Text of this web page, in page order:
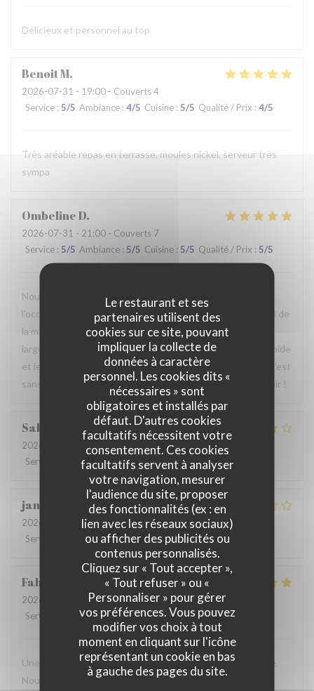
Le restaurant et ses
partenaires utilisent des
cookies sur ce site, pouvant
impliquer la collecte de
données à caractère
personnel. Les cookies dits «
nécessaires » sont
obligatoires et installés par
défaut. D'autres cookies
facultatifs nécessitent votre
consentement. Ces cookies
facultatifs servent à analyser
votre navigation, mesurer
l'audience du site, proposer
des fonctionnalités (ex : en
lien avec les réseaux sociaux)
ou afficher des publicités ou
contenus personnalisés.
Cliquez sur « Tout accepter »,
« Tout refuser » ou «
Personnaliser » pour gérer
vos préférences. Vous pouvez
modifier vos choix à tout
moment en cliquant sur l'icône
représentant un cookie en bas
à gauche des pages du site.
Délicieux et personnel au top
BenoitM
2026-07-31 - 19:00 - Couverts 4
Service : 5/5 Ambiance : 4/5 Cuisine : 5/5 Qualité / Prix : 4/5
Très aréable repas en terrasse, moules nickel, serveur très
sympa
OmbelineD
2026-07-31 - 21:00 - Couverts 7
Service : 5/5 Ambiance : 5/5 Cuisine : 5/5 Qualité / Prix : 5/5
Nous avons passé un agréable moment en famille. Ce fut
l’occasion, pour certains d’entre nous, de découvrir le Nord de
la manière la plus authentique qui soit. Le repas était
largement à la hauteur de nos attentes, le service était rapide
et le personnel particulièrement agréable et accueillant. C’est
sans hésiter que nous reviendrons. Au plaisir de vous revoir !
Sabrina
2026-07-25
- 21:00 - Couverts 2
Service
Ambiance:4/5 Cuisine: 4/5 Qualité / Prix
jan
2026-07-28
- 19:30 - Couverts 2
Service
Ambiance:3/5 Cuisine: 3 /5 Qualité / Prix
Fabrice
2026-07-19
- 12:00 - Couverts 3
Service
Ambiance:5 /5 Cuisine:4/5 Qualité / Prix
Une table sympathique avec son atmosphère authentique.
Nous avons apprécié notre déjeuner (moule, carbonade,